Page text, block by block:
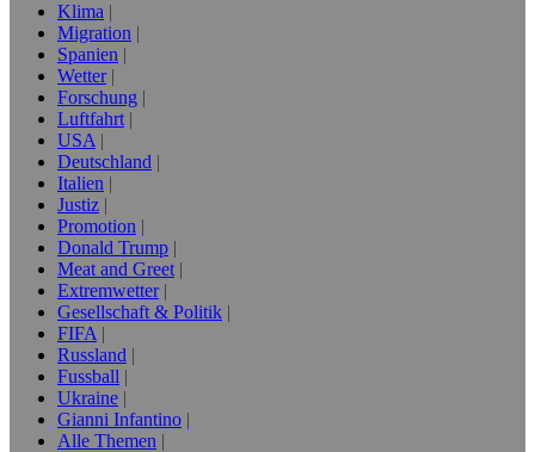
Klima
Migration
Spanien
Wetter
Forschung
Luftfahrt
USA
Deutschland
Italien
Justiz
Promotion
Donald Trump
Meat and Greet
Extremwetter
Gesellschaft & Politik
FIFA
Russland
Fussball
Ukraine
Gianni Infantino
Alle Themen